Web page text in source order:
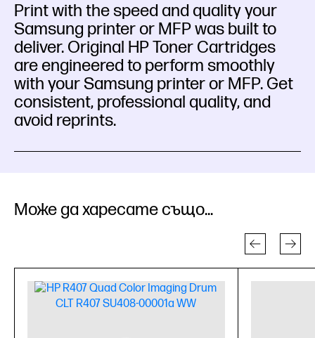
Print with the speed and quality your
Samsung printer or MFP was built to
deliver. Original HP Toner Cartridges
are engineered to perform smoothly
with your Samsung printer or MFP. Get
consistent, professional quality, and
avoid reprints.
Може да харесате също...